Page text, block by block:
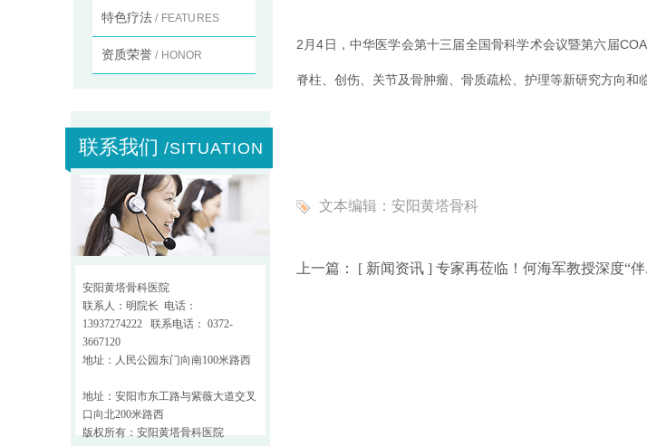
特色疗法 / FEATURES
资质荣誉 / HONOR
联系我们 /SITUATION
安阳黄塔骨科医院
联系人：明院长 电话：
13937274222 联系电话： 0372-
3667120
地址：人民公园东门向南100米路西
地址：安阳市东工路与紫薇大道交叉
口向北200米路西
版权所有：安阳黄塔骨科医院
2月4日，中华医学会第十三届全国骨科学术会议暨第六届
脊柱、创伤、关节及骨肿瘤、骨质疏松、护理等新研究方向和
文本编辑： 安阳黄塔骨科
上一篇： [ 新闻资讯 ] 专家再莅临！何海军教授深度“伴